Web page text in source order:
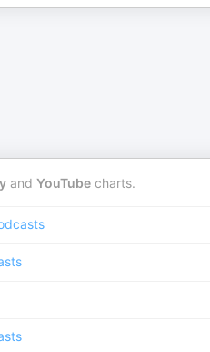
and YouTube charts.